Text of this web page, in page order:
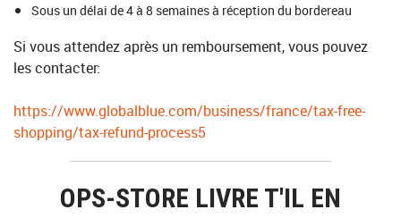
Sous un délai de 4 à 8 semaines à réception du bordereau
Si vous attendez après un remboursement, vous pouvez
les contacter:
https://www.globalblue.com/business/france/tax-free-
shopping/tax-refund-process5
OPS-STORE LIVRE T'IL EN